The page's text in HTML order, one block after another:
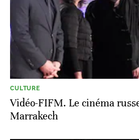
CULTURE
Vidéo-FIFM. Le cinéma
Marrakech